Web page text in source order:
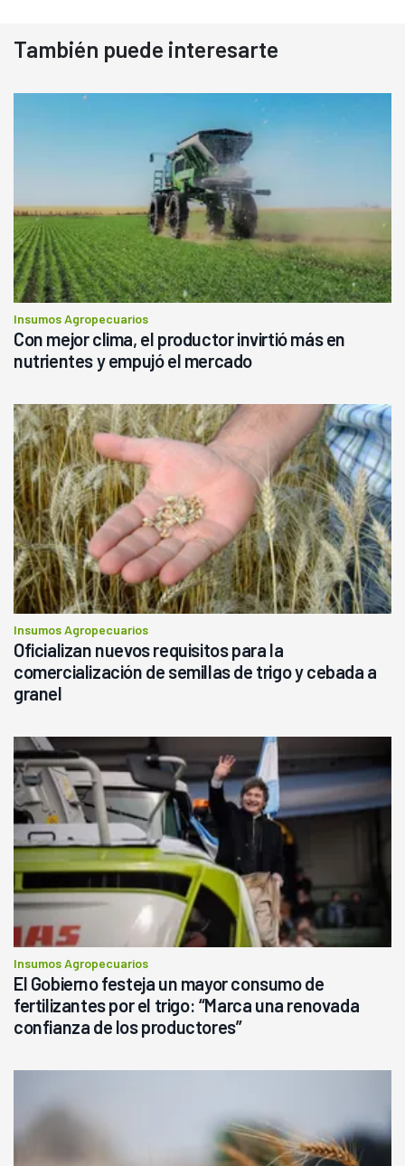
También puede interesarte
Insumos Agropecuarios
Con mejor clima, el productor invirtió más en
nutrientes y empujó el mercado
Insumos Agropecuarios
Oficializan nuevos requisitos para la
comercialización de semillas de trigo y cebada a
granel
Insumos Agropecuarios
El Gobierno festeja un mayor consumo de
fertilizantes por el trigo: “Marca una renovada
confianza de los productores”